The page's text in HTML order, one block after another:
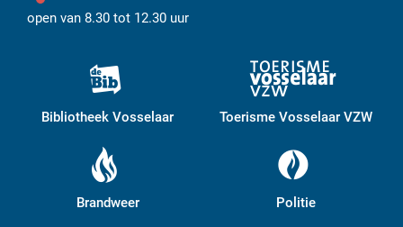
open van 8.30 tot 12.30 uur
Bibliotheek Vosselaar Toerisme Vosselaar VZW
Brandweer Politie